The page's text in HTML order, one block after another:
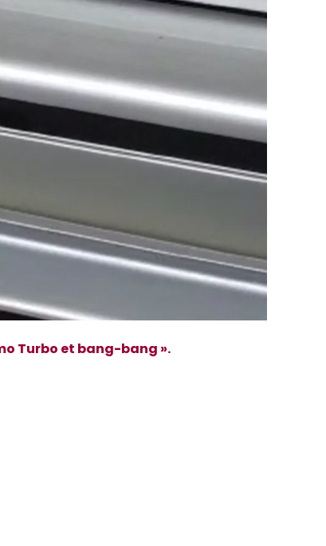
Turbo et bang-bang ».